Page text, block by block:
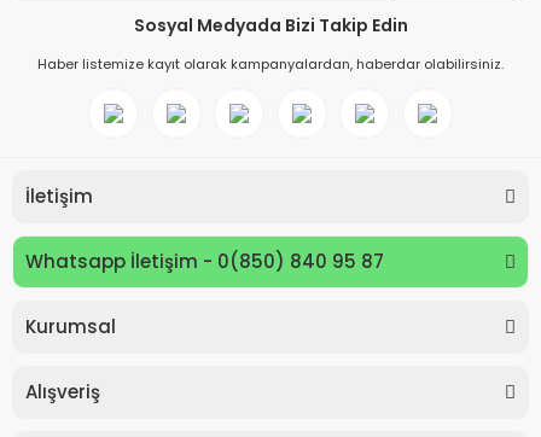
Sosyal Medyada Bizi Takip Edin
Haber listemize kayıt olarak kampanyalardan, haberdar olabilirsiniz.
İletişim
Whatsapp İletişim - 0(850) 840 95 87
Kurumsal
Alışveriş